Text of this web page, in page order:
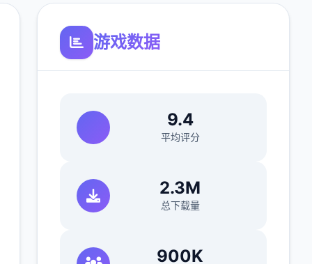
游戏数据
9.4
平均评分
2.3M
总下载量
900K